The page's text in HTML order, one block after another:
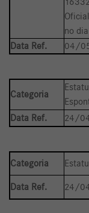
no
Data Ref.
04/
Categoria
Data Ref. 24/
Categoria
Data Ref. 24/